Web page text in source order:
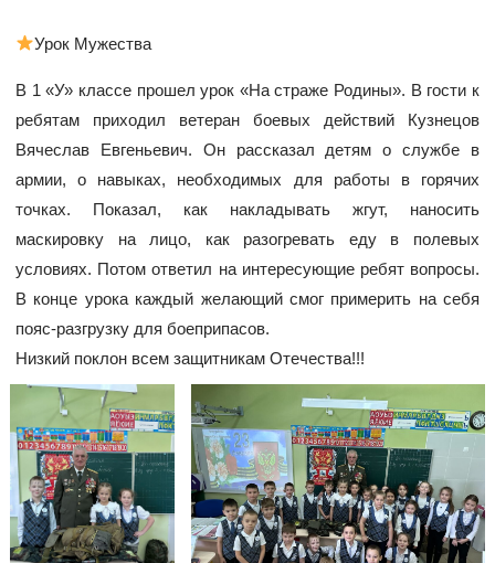
Урок Мужества
В 1 «У» классе прошел урок «На страже Родины». В гости к
ребятам приходил ветеран боевых действий Кузнецов
Вячеслав Евгеньевич. Он рассказал детям о службе в
армии, о навыках, необходимых для работы в горячих
точках. Показал, как накладывать жгут, наносить
маскировку на лицо, как разогревать еду в полевых
условиях. Потом ответил на интересующие ребят вопросы.
В конце урока каждый желающий смог примерить на себя
пояс-разгрузку для боеприпасов.
Низкий поклон всем защитникам Отечества!!!